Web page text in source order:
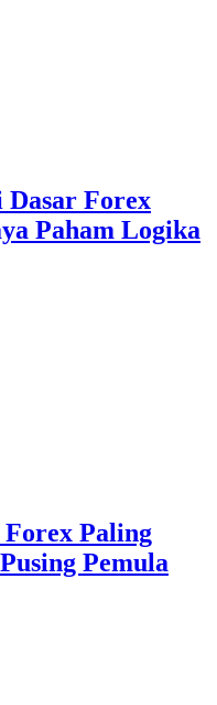
Dasar Forex
Paham Logika
Paling
Pemula